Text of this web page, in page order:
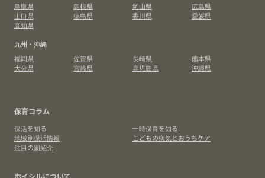
鳥取県
島根県 岡山県
広島県
山口県
徳島県 香川県
愛媛県
高知県
九州・沖縄
福岡県
佐賀県 長崎県
熊本県
大分県
宮崎県 鹿児島県 沖縄県
保育コラム
保活を知る
一時保育を知る
地域別保活情報
こどもの病気とおうちケア
注目の園紹介